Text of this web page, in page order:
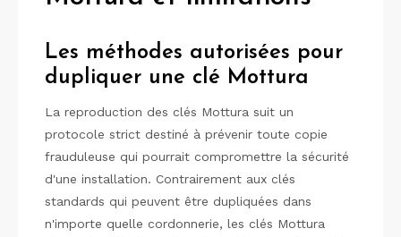
Les méthodes autorisées pour
dupliquer une clé Mottura
La reproduction des clés Mottura suit un
protocole strict destiné à prévenir toute copie
frauduleuse qui pourrait compromettre la sécurité
d'une installation. Contrairement aux clés
standards qui peuvent être dupliquées dans
n'importe quelle cordonnerie, les clés Mottura